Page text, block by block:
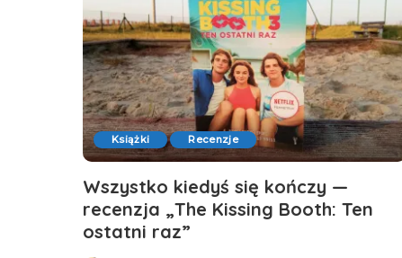
Książki Recenzje
Wszystko kiedyś się kończy —
recenzja „The Kissing Booth: Ten
ostatni raz”